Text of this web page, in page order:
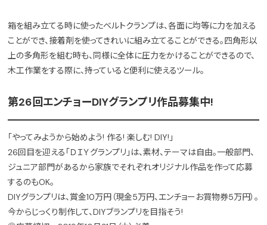
箱を組み立てる時に使ったベルトクランプは、各面に均等に力を加える
ことができ、接着剤を使ってきれいに組み立てることができる。四角形以
上の多角形を組む時も、同様に全体に圧力をかけることができるので、
木工作業をする際に、持っていると便利に使えるツール。
第26回エンチョーDIYグランプリ作品募集中!
「やってみようから始めよう! 作る! 楽しむ! DIY!」
26回目を迎える「ＤＩＹグランプリ」は、素材、テーマは自由。一般部門、
ジュニア部門があるから家族でそれぞれオリジナル作品を作って応募
するのもOK。
DIYグランプリは、賞金10万円（現金5万円、エンチョーお買物券5万円）。
今からじっくり制作して、DIYブランプリを目指そう!